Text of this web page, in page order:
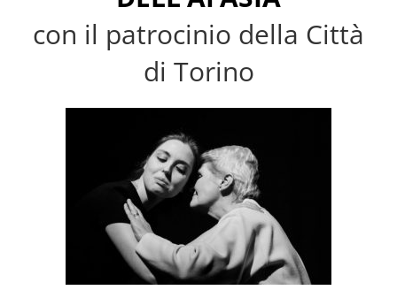
con il patrocinio della Città
di Torino